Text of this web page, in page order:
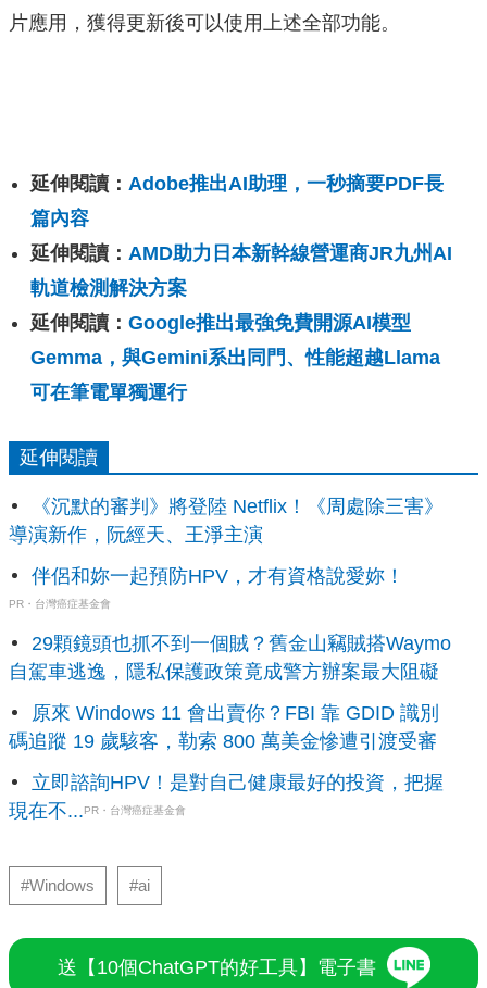
片應用，獲得更新後可以使用上述全部功能。
延伸閱讀： Adobe推出AI助理，一秒摘要PDF長
篇內容
延伸閱讀： AMD助力日本新幹線營運商JR九州AI
軌道檢測解決方案
延伸閱讀： Google推出最強免費開源AI模型
Gemma，與Gemini系出同門、性能超越Llama
可在筆電單獨運行
延伸閱讀
《沉默的審判》將登陸 Netflix！《周處除三害》
導演新作，阮經天、王淨主演
伴侶和妳一起預防HPV，才有資格說愛妳！
PR・台灣癌症基金會
29顆鏡頭也抓不到一個賊？舊金山竊賊搭Waymo
自駕車逃逸，隱私保護政策竟成警方辦案最大阻礙
原來 Windows 11 會出賣你？FBI 靠 GDID 識別
碼追蹤 19 歲駭客，勒索 800 萬美金慘遭引渡受審
立即諮詢HPV！是對自己健康最好的投資，把握
現在不...PR・台灣癌症基金會
#Windows #ai
送【10個ChatGPT的好工具】電子書